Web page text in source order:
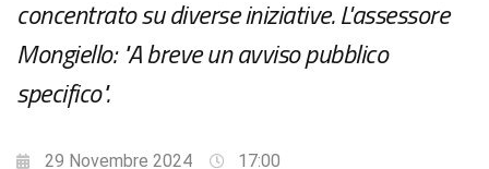
concentrato su diverse iniziative. L'assessore
Mongiello: "A breve un avviso pubblico
specifico".
29 Novembre 2024
17:00